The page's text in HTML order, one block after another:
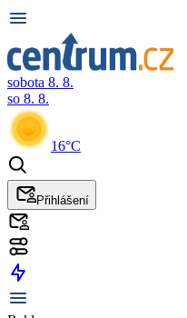
sobota 8. 8.
so 8. 8.
16°C
Přihlášení